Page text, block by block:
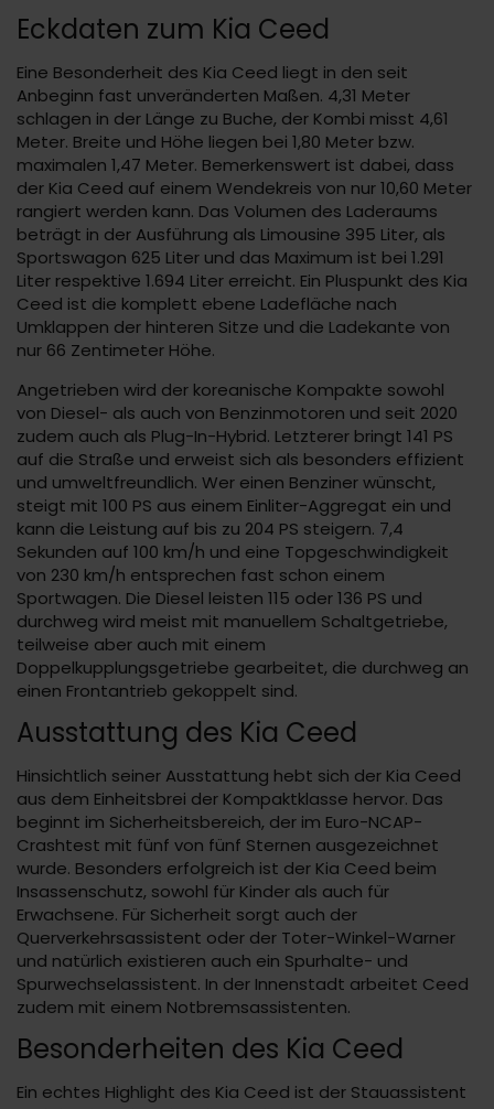
Eckdaten zum Kia Ceed
Eine Besonderheit des Kia Ceed liegt in den seit
Anbeginn fast unveränderten Maßen. 4,31 Meter
schlagen in der Länge zu Buche, der Kombi misst 4,61
Meter. Breite und Höhe liegen bei 1,80 Meter bzw.
maximalen 1,47 Meter. Bemerkenswert ist dabei, dass
der Kia Ceed auf einem Wendekreis von nur 10,60 Meter
rangiert werden kann. Das Volumen des Laderaums
beträgt in der Ausführung als Limousine 395 Liter, als
Sportswagon 625 Liter und das Maximum ist bei 1.291
Liter respektive 1.694 Liter erreicht. Ein Pluspunkt des Kia
Ceed ist die komplett ebene Ladefläche nach
Umklappen der hinteren Sitze und die Ladekante von
nur 66 Zentimeter Höhe.
Angetrieben wird der koreanische Kompakte sowohl
von Diesel- als auch von Benzinmotoren und seit 2020
zudem auch als Plug-In-Hybrid. Letzterer bringt 141 PS
auf die Straße und erweist sich als besonders effizient
und umweltfreundlich. Wer einen Benziner wünscht,
steigt mit 100 PS aus einem Einliter-Aggregat ein und
kann die Leistung auf bis zu 204 PS steigern. 7,4
Sekunden auf 100 km/h und eine Topgeschwindigkeit
von 230 km/h entsprechen fast schon einem
Sportwagen. Die Diesel leisten 115 oder 136 PS und
durchweg wird meist mit manuellem Schaltgetriebe,
teilweise aber auch mit einem
Doppelkupplungsgetriebe gearbeitet, die durchweg an
einen Frontantrieb gekoppelt sind.
Ausstattung des Kia Ceed
Hinsichtlich seiner Ausstattung hebt sich der Kia Ceed
aus dem Einheitsbrei der Kompaktklasse hervor. Das
beginnt im Sicherheitsbereich, der im Euro-NCAP-
Crashtest mit fünf von fünf Sternen ausgezeichnet
wurde. Besonders erfolgreich ist der Kia Ceed beim
Insassenschutz, sowohl für Kinder als auch für
Erwachsene. Für Sicherheit sorgt auch der
Querverkehrsassistent oder der Toter-Winkel-Warner
und natürlich existieren auch ein Spurhalte- und
Spurwechselassistent. In der Innenstadt arbeitet Ceed
zudem mit einem Notbremsassistenten.
Besonderheiten des Kia Ceed
Ein echtes Highlight des Kia Ceed ist der Stauassistent